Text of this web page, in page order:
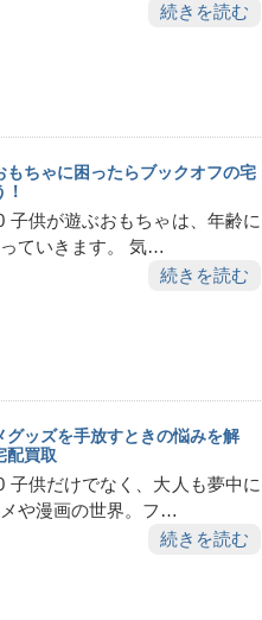
続きを読む
もちゃに困ったらブックオフの宅
子供が遊ぶおもちゃは、年齢に
ていきます。 気…
続きを読む
グッズを手放すときの悩みを解
配買取
子供だけでなく、大人も夢中に
や漫画の世界。フ…
続きを読む